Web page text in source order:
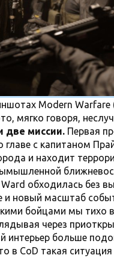
Modern
мягко говоря,
две миссии. Первая
главе с капитаном
и находит
обходилась без
и новый масштаб
бойцами мы тихо
через
интерьер больше
в CoD такая